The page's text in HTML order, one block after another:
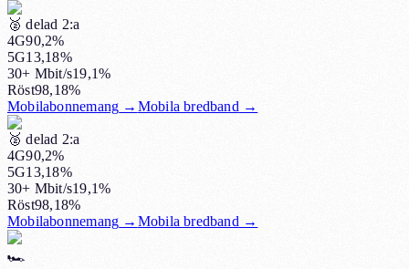
🥈 delad 2:a
4G90,2%
5G13,18%
30+ Mbit/s19,1%
Röst98,18%
Mobilabonnemang → Mobila bredband →
🥈 delad 2:a
4G90,2%
5G13,18%
30+ Mbit/s19,1%
Röst98,18%
Mobilabonnemang → Mobila bredband →
🏎️